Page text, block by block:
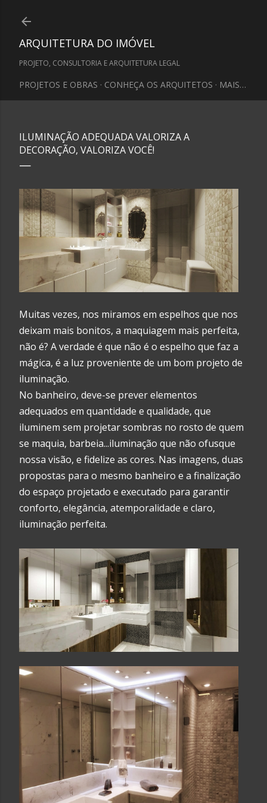
ARQUITETURA DO IMÓVEL
PROJETO, CONSULTORIA E ARQUITETURA LEGAL
PROJETOS E OBRAS CONHEÇA OS ARQUITETOS MAIS…
ILUMINAÇÃO ADEQUADA VALORIZA A
DECORAÇÃO, VALORIZA VOCÊ!
Muitas vezes, nos miramos em espelhos que nos
deixam mais bonitos, a maquiagem mais perfeita,
não é? A verdade é que não é o espelho que faz a
mágica, é a luz proveniente de um bom projeto de
iluminação.
No banheiro, deve-se prever elementos
adequados em quantidade e qualidade, que
iluminem sem projetar sombras no rosto de quem
se maquia, barbeia...iluminação que não ofusque
nossa visão, e fidelize as cores. Nas imagens, duas
propostas para o mesmo banheiro e a finalização
do espaço projetado e executado para garantir
conforto, elegância, atemporalidade e claro,
iluminação perfeita.